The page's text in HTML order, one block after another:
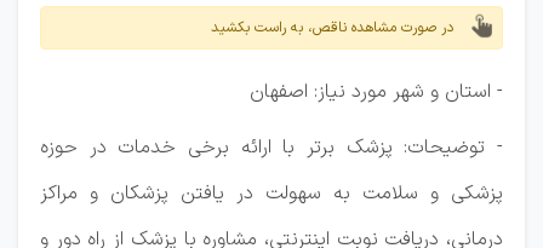
در صورت مشاهده ناقص، به راست بکشید
- استان و شهر مورد نیاز: اصفهان
- توضیحات: پزشک برتر با ارائه برخی خدمات در حوزه
پزشکی و سلامت به سهولت در یافتن پزشکان و مراکز
درمانی، دریافت نوبت اینترنتی، مشاوره با پزشک از راه دور و